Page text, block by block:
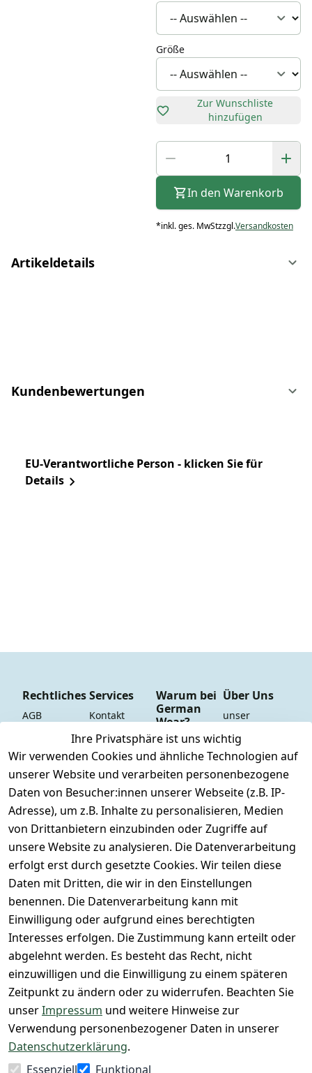
Größe
Zur Wunschliste
hinzufügen
In den Warenkorb
*inkl. ges. MwStzzgl.Versandkosten
Artikeldetails
Kundenbewertungen
EU-Verantwortliche Person - klicken Sie für
Details
Ihre Privatsphäre ist uns wichtig
Wir verwenden Cookies und ähnliche Technologien auf
unserer Website und verarbeiten personenbezogene
Daten von Besucher:innen unserer Webseite (z.B. IP-
Adresse), um z.B. Inhalte zu personalisieren, Medien
von Drittanbietern einzubinden oder Zugriffe auf
unsere Website zu analysieren. Die Datenverarbeitung
erfolgt erst durch gesetzte Cookies. Wir teilen diese
Daten mit Dritten, die wir in den Einstellungen
benennen. Die Datenverarbeitung kann mit
Einwilligung oder aufgrund eines berechtigten
Interesses erfolgen. Die Zustimmung kann erteilt oder
abgelehnt werden. Es besteht das Recht, nicht
einzuwilligen und die Einwilligung zu einem späteren
Zeitpunkt zu ändern oder zu widerrufen. Beachten Sie
unserImpressum und weitere Hinweise zur
Verwendung personenbezogener Daten in unserer
Datenschutzerklärung.
Essenziell
Funktional
Rechtliches
AGB
Impressum
Datenschutze
rklärung
Barrierefreihe
itserklärung
Widerrufsrec
ht
Vertrag
widerrufen
Services
Kontakt
Registrieren
Versand &
Versandkoste
n
Retoure &
Rücksendung
Rücksendeeti
kett drucken
(Inland)
FAQs - Häufig
gestellte
Fragen
Konfektionsgr
ößen
Lagerverkauf
- unser Laden
in Hannover
Warum bei
German
Wear?
Dauer
Tiefpreisgara
ntie*
Express-24h-
Versand
24/7 aktueller
Warenbestan
d
+ 95% aus
eigener
Herstellung
+ 60 Jahre
Geschäftserfa
hrung
Über Uns
unser
YouTube-
Kanal
unsere
Facebook-
Seite
unsere
Damen &
Herren
unsere
Gutscheine &
SALE
Whatsapp Nr.:
+49511676950
14
Lagerverkauf:
Ikarusallee